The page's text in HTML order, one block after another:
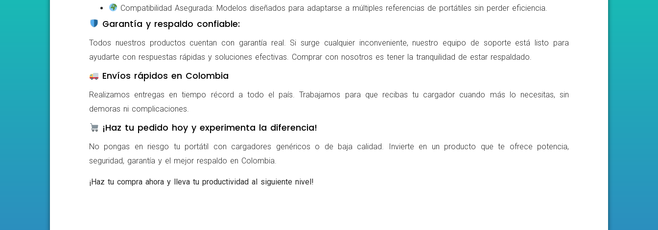
Compatibilidad Asegurada: Modelos diseñados para adaptarse a múltiples referencias de portátiles sin perder eficiencia.
Garantía y respaldo confiable:
Todos nuestros productos cuentan con garantía real. Si surge cualquier inconveniente, nuestro equipo de soporte está listo para
ayudarte con respuestas rápidas y soluciones efectivas. Comprar con nosotros es tener la tranquilidad de estar respaldado.
Envíos rápidos en Colombia
Realizamos entregas en tiempo récord a todo el país. Trabajamos para que recibas tu cargador cuando más lo necesitas, sin
demoras ni complicaciones.
¡Haz tu pedido hoy y experimenta la diferencia!
No pongas en riesgo tu portátil con cargadores genéricos o de baja calidad. Invierte en un producto que te ofrece potencia,
seguridad, garantía y el mejor respaldo en Colombia.
¡Haz tu compra ahora y lleva tu productividad al siguiente nivel!